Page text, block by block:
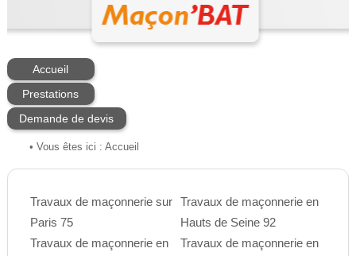
Accueil
Prestations
Demande de devis
• Vous êtes ici : Accueil
Travaux de maçonnerie sur
Paris 75
Travaux de maçonnerie en
Travaux de maçonnerie en
Hauts de Seine 92
Travaux de maçonnerie en